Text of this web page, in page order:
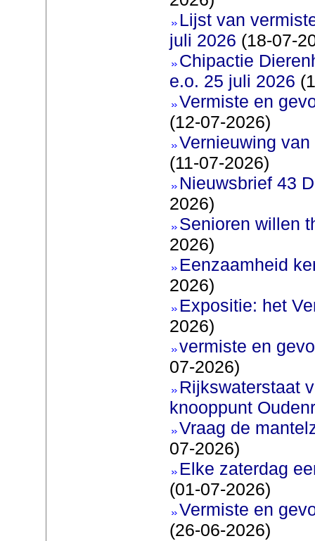
Lijst van
juli 2026 (18-07-
Chipactie
e.o. 25 juli 2026
Vermiste en
(12-07-2026)
Vernieuwing
(11-07-2026)
Nieuwsbrief 43
2026)
Senioren willen
2026)
Eenzaamheid
2026)
Expositie: het
2026)
vermiste en
07-2026)
Rijkswaterstaat
knooppunt
Vraag de
07-2026)
Elke zaterdag
(01-07-2026)
Vermiste en
(26-06-2026)